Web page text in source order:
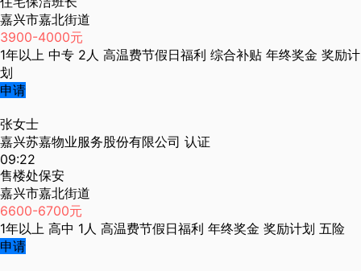
嘉兴市嘉北街道
3900-4000元
1年以上 中专 2人 高温费节假日福利 综合补贴 年终奖金 奖励计
划
申请
张女士
嘉兴苏嘉物业服务股份有限公司 认证
09:22
售楼处保安
嘉兴市嘉北街道
6600-6700元
1年以上 高中 1人 高温费节假日福利 年终奖金 奖励计划 五险
申请